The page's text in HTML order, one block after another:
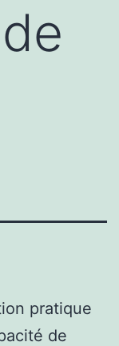
pratique
de